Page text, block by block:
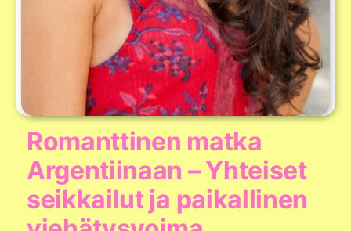
Romanttinen matka
Argentiinaan – Yhteiset
seikkailut ja paikallinen